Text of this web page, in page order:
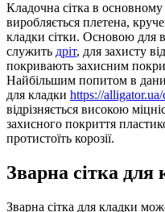
Кладочна сітка в основному
виробляється плетена,
кладки сітки. Основою для
служить дріт, для захисту
покривають захисним
Найбільшим попитом в
для кладки https://
відрізняється високою
захисного покриття
протистоїть корозії.
Зварна сітка для
Зварна сітка для кладки